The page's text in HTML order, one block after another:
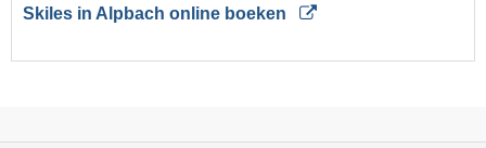
Skiles in Alpbach online boeken